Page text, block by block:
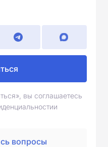
вы соглашаетесь
вопросы